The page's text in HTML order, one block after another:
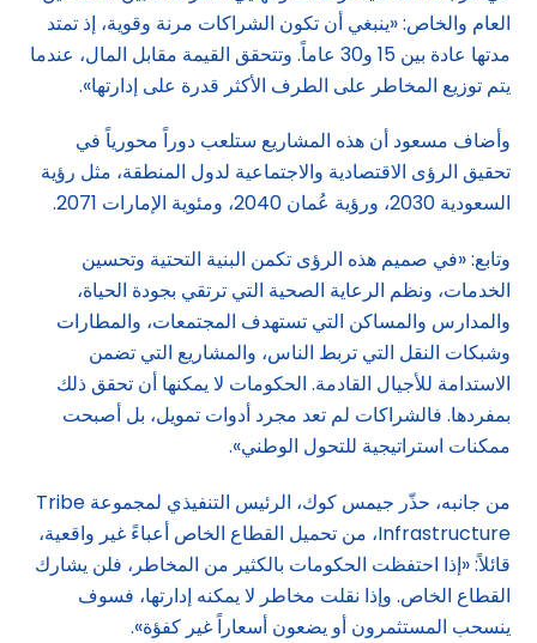
العام والخاص: «ينبغي أن تكون الشراكات مرنة وقوية، إذ تمتد
مدتها عادة بين 15 و30 عاماً. وتتحقق القيمة مقابل المال، عندما
يتم توزيع المخاطر على الطرف الأكثر قدرة على إدارتها».
وأضاف مسعود أن هذه المشاريع ستلعب دوراً محورياً في
تحقيق الرؤى الاقتصادية والاجتماعية لدول المنطقة، مثل رؤية
السعودية 2030، ورؤية عُمان 2040، ومئوية الإمارات 2071.
وتابع: «في صميم هذه الرؤى تكمن البنية التحتية وتحسين
الخدمات، ونظم الرعاية الصحية التي ترتقي بجودة الحياة،
والمدارس والمساكن التي تستهدف المجتمعات، والمطارات
وشبكات النقل التي تربط الناس، والمشاريع التي تضمن
الاستدامة للأجيال القادمة. الحكومات لا يمكنها أن تحقق ذلك
بمفردها. فالشراكات لم تعد مجرد أدوات تمويل، بل أصبحت
ممكنات استراتيجية للتحول الوطني».
من جانبه، حذّر جيمس كوك، الرئيس التنفيذي لمجموعة Tribe
Infrastructure، من تحميل القطاع الخاص أعباءً غير واقعية،
قائلاً: «إذا احتفظت الحكومات بالكثير من المخاطر، فلن يشارك
القطاع الخاص. وإذا نقلت مخاطر لا يمكنه إدارتها، فسوف
ينسحب المستثمرون أو يضعون أسعاراً غير كفؤة».